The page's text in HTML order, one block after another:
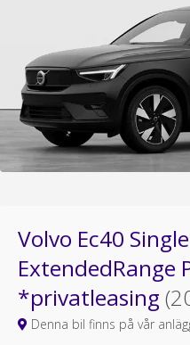
Volvo Ec40
ExtendedRange
*privatleasing
Denna bil finns på vår